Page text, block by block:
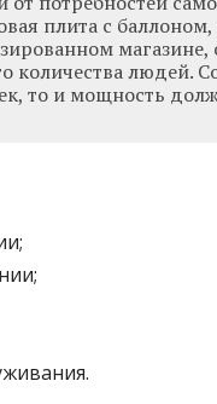
плита с
магазине,
количества людей.
то и мощность